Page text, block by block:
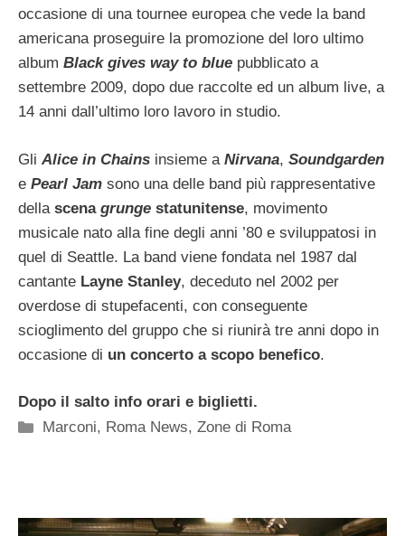
occasione di una tournee europea che vede la band
americana proseguire la promozione del loro ultimo
album Black gives way to blue pubblicato a
settembre 2009, dopo due raccolte ed un album live, a
14 anni dall’ultimo loro lavoro in studio.
Gli Alice in Chains insieme a Nirvana, Soundgarden
e Pearl Jam sono una delle band più rappresentative
della scena grunge statunitense, movimento
musicale nato alla fine degli anni ’80 e sviluppatosi in
quel di Seattle. La band viene fondata nel 1987 dal
cantante Layne Stanley, deceduto nel 2002 per
overdose di stupefacenti, con conseguente
scioglimento del gruppo che si riunirà tre anni dopo in
occasione di un concerto a scopo benefico.
Dopo il salto info orari e biglietti.
Categorie
Marconi, Roma News,Zone di Roma